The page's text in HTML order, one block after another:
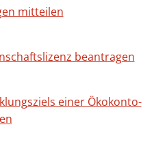
mitteilen
beantragen
einer Ökokonto-